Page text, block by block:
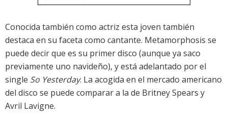
Conocida también como actriz esta joven también
destaca en su faceta como cantante. Metamorphosis se
puede decir que es su primer disco (aunque ya saco
previamente uno navideño), y está adelantado por el
single So Yesterday. La acogida en el mercado americano
del disco se puede comparar a la de Britney Spears y
Avril Lavigne.